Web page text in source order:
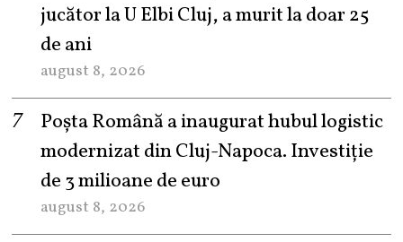
jucător la U Elbi Cluj, a murit la doar 25
de ani
august 8, 2026
Poșta Română a inaugurat hubul logistic
modernizat din Cluj-Napoca. Investiție
de 3 milioane de euro
august 8, 2026